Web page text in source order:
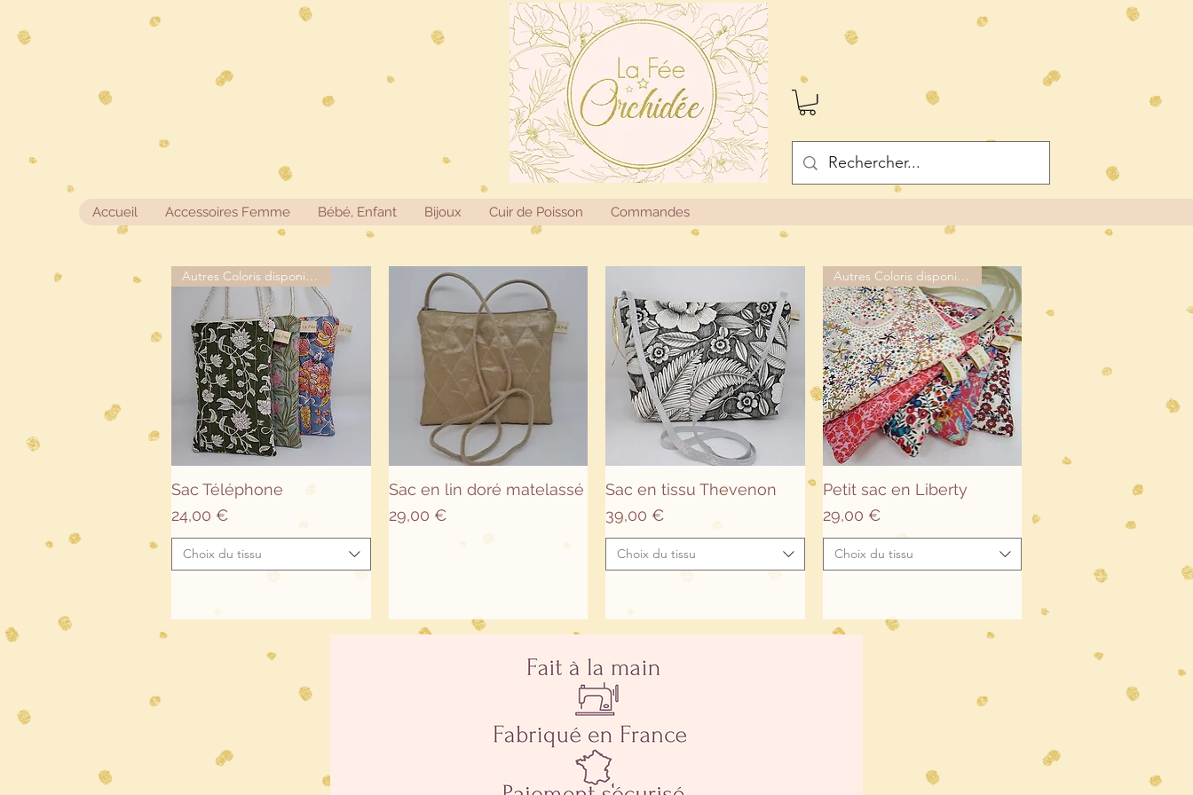
Accueil Accessoires Femme Bébé, Enfant Bijoux Cuir de Poisson Commandes
Aperçu rapide
Autres Coloris disponibles
Sac Téléphone
Prix
24,00 €
Choix du tissu
Aperçu rapide
Sac en lin doré matelassé
Prix
29,00 €
Aperçu rapide
Sac en tissu Thevenon
Prix
39,00 €
Choix du tissu
Aperçu rapide
Autres Coloris disponibles
Petit sac en Liberty
Prix
29,00 €
Choix du tissu